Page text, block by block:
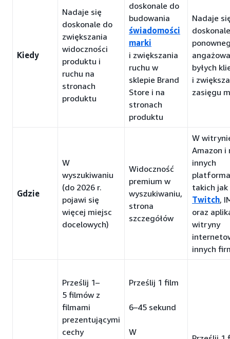
Kiedy
Nadaje się
doskonale do
zwiększania
widoczności
produktu i
ruchu na
stronach
produktu
doskonale do
budowania
świadomości
marki
i zwiększania
ruchu w
sklepie Brand
Store i na
stronach
produktu
Nadaje
byłych
i
zasięgu
Gdzie
W
wyszukiwaniu
(do 2026 r.
pojawi się
więcej miejsc
docelowych)
Widoczność
premium w
wyszukiwaniu,
strona
szczegółów
W
Amazon i
innych
takich jak
Twitch,
oraz
witryny
innych
Prześlij 1–
5 filmów z
filmami
prezentującymi
cechy
Prześlij 1 film
6–45 sekund
W